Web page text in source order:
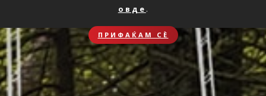
овде .
ПРИФАЌАМ СЀ